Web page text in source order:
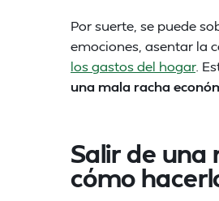
Por suerte, se puede
emociones, asentar la
los gastos del hogar.
una mala racha
Salir de una
cómo